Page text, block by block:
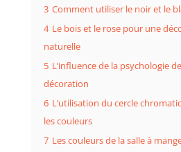
3 Comment utiliser le noir et le
4 Le bois et le rose pour une
naturelle
5 L’influence de la psychologie
décoration
6 L’utilisation du cercle
les couleurs
7 Les couleurs de la salle à